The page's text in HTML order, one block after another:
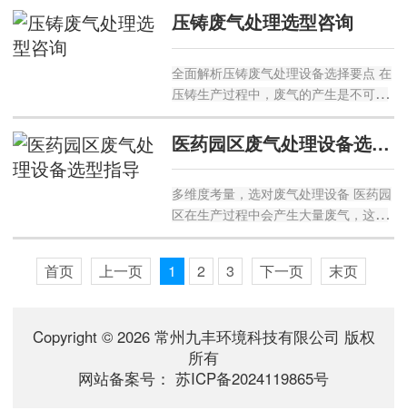
极大。选择合适的废气处理设备至关重
要，以下将从多个方面为大家提供选型
压铸废气处理选型咨询
全面解析压铸废气处理设备选择要点 在
压铸生产过程中，废气的产生是不可避
免的问题。这些废气不仅对环境造成污
染，还会影响工人的身体健康。因此，
选择合适的压铸废气处理设备至关重
医药园区废气处理设备选型指导
多维度考量，选对废气处理设备 医药园
区在生产过程中会产生大量废气，这些
废气不仅对环境造成污染，还会危害人
体健康。因此，选择合适的废气处理设
备至关重要。以下是关于医药园区废气
首页 上一页 1 2 3 下一页 末页
Copyright © 2026 常州九丰环境科技有限公司 版权
所有
网站备案号： 苏ICP备2024119865号